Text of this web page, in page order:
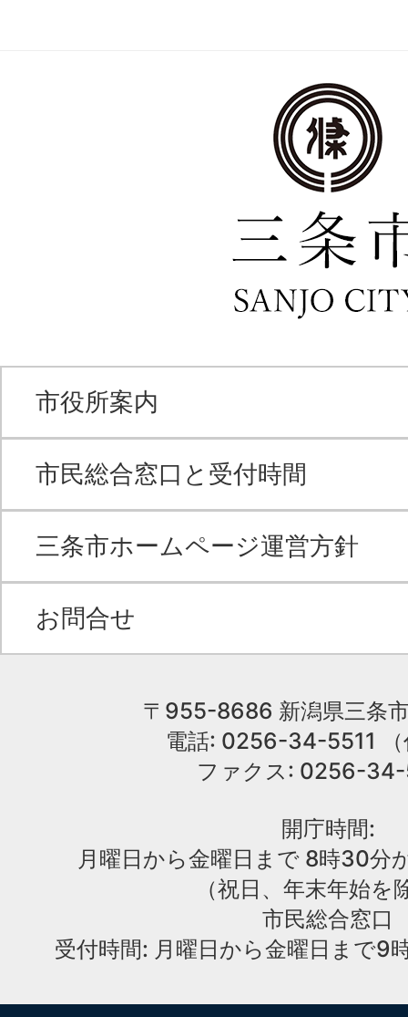
市役所案内
市民総合窓口と受付時間
三条市ホームページ運営方針
お問合せ
〒955-8686 新潟県三条
電話: 0256-34-5511
ファクス: 0256-
開庁時間:
月曜日から金曜日まで 8時30分
（祝日、年末年始を
市民総合窓口
受付時間: 月曜日から金曜日まで9